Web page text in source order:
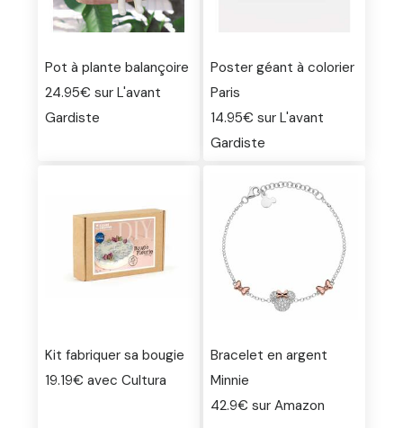
Pot à plante balançoire
24.95€ sur L'avant
Gardiste
Poster géant à colorier
Paris
14.95€ sur L'avant
Gardiste
Kit fabriquer sa bougie
19.19€ avec Cultura
Bracelet en argent
Minnie
42.9€ sur Amazon